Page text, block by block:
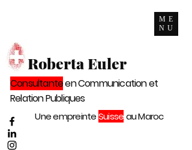
ME
NU
Roberta Euler
Consultanteen Communication et
Relation Publiques
Une empreinteSuisseau Maroc